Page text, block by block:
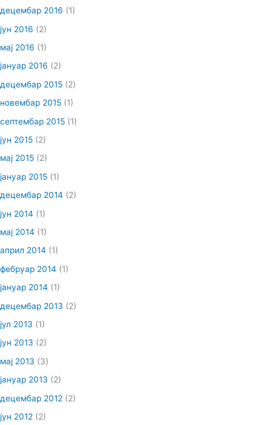
децембар 2016 (1)
јун 2016 (2)
мај 2016 (1)
јануар 2016 (2)
децембар 2015 (2)
новембар 2015 (1)
септембар 2015 (1)
јун 2015 (2)
мај 2015 (2)
јануар 2015 (1)
децембар 2014 (2)
јун 2014 (1)
мај 2014 (1)
април 2014 (1)
фебруар 2014 (1)
јануар 2014 (1)
децембар 2013 (2)
јул 2013 (1)
јун 2013 (2)
мај 2013 (3)
јануар 2013 (2)
децембар 2012 (2)
јун 2012 (2)